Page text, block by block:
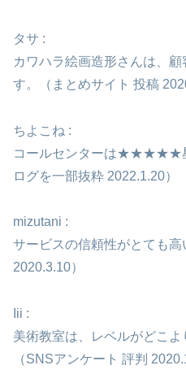
タサ :
カワハラ絵画造形さんは、
す。（まとめサイト 投稿
ちよこね :
コールセンターは★★★★★
ログを一部抜粋 2022.1.20）
mizutani :
サービスの信頼性がとても
2020.3.10）
Iii :
美術教室は、レベルがどこよ
（SNSアンケート 評判